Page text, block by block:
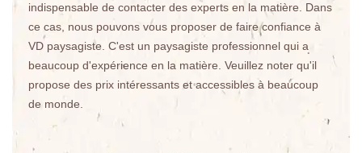
indispensable de contacter des experts en la matière. Dans
ce cas, nous pouvons vous proposer de faire confiance à
VD paysagiste. C'est un paysagiste professionnel qui a
beaucoup d'expérience en la matière. Veuillez noter qu'il
propose des prix intéressants et accessibles à beaucoup
de monde.